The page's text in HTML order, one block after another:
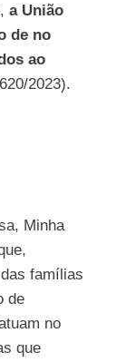
a União
de no
ao
2023).
Minha
famílias
de
no
que